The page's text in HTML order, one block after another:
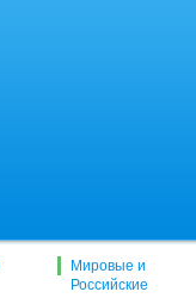
Мировые и
Российские